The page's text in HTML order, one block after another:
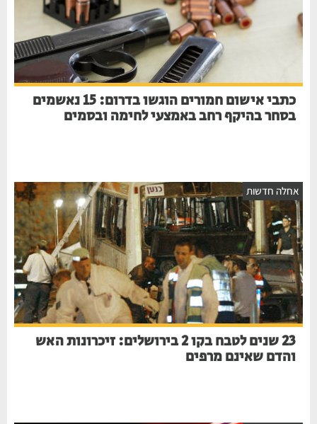
כתבי אישום חמורים הוגשו בדרום: 15 נאשמים
בסחר בהיקף רחב באמצעי לחימה ובסמים
אחלה חדשות
23 שנים לטבח בקו 2 בירושלים: זיכרונות האש
והדם שאינם מרפים